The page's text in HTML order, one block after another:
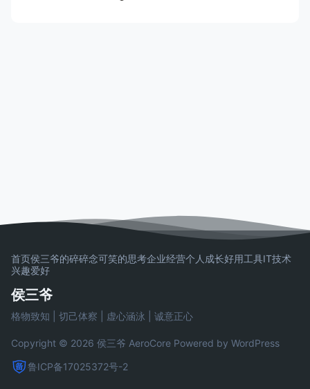
首页侯三爷的碎碎念可笑的思考企业经营个人成长好用工具IT技术
兴趣爱好
侯三爷
格物致知 | 切己体察 | 虚心涵泳 | 诚意正心
Copyright © 2026 侯三爷 AeroCore Powered by WordPress
鲁ICP备17025372号-2